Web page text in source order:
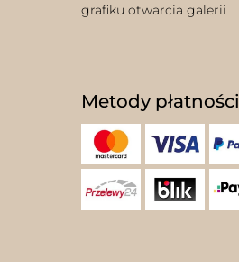
grafiku otwarcia galerii
Metody płatności